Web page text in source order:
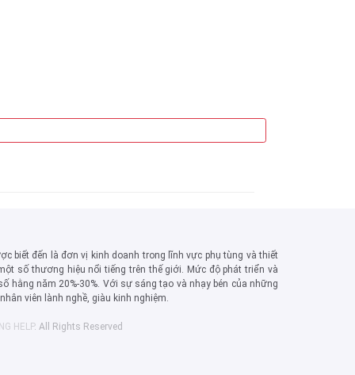
biết đến là đơn vị kinh doanh trong lĩnh vực phụ tùng và thiết
số thương hiệu nổi tiếng trên thế giới. Mức độ phát triển và
hằng năm 20%-30%. Với sự sáng tạo và nhạy bén của những
viên lành nghề, giàu kinh nghiệm.
HELP. All Rights Reserved